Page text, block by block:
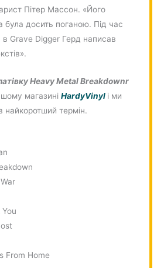
Пітер Массон. «Його
була досить поганою. Під час
Grave Digger Герд написав
Heavy Metal Breakdownr
магазиніHardyVinyl і ми
найкоротший термін.
You
From Home